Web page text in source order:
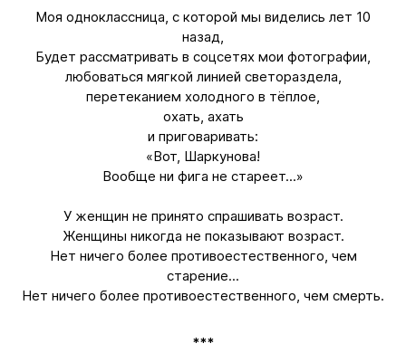
Моя одноклассница, с которой мы виделись лет 10
назад,
Будет рассматривать в соцсетях мои фотографии,
любоваться мягкой линией светораздела,
перетеканием холодного в тёплое,
охать, ахать
и приговаривать:
«Вот, Шаркунова!
Вообще ни фига не стареет...»
У женщин не принято спрашивать возраст.
Женщины никогда не показывают возраст.
Нет ничего более противоестественного, чем
старение...
Нет ничего более противоестественного, чем смерть.
***